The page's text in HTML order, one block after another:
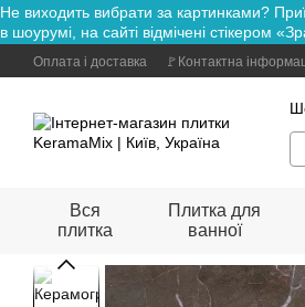
Перейти до основного контенту
Не виходить вибрати за картинками?
в шоурумі, на сайті відмічені стікером
Оплата і доставка 🚩Контактна
Вся
плитка
Плитка для
ванної